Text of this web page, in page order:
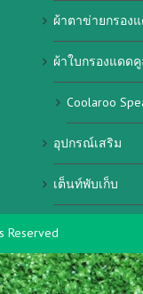
ผ้าตาข่ายกรอง
ผ้าใบกรองแดด
Coolaroo
อุปกรณ์เสริม
เต็นท์พับเก็บ
Reserved